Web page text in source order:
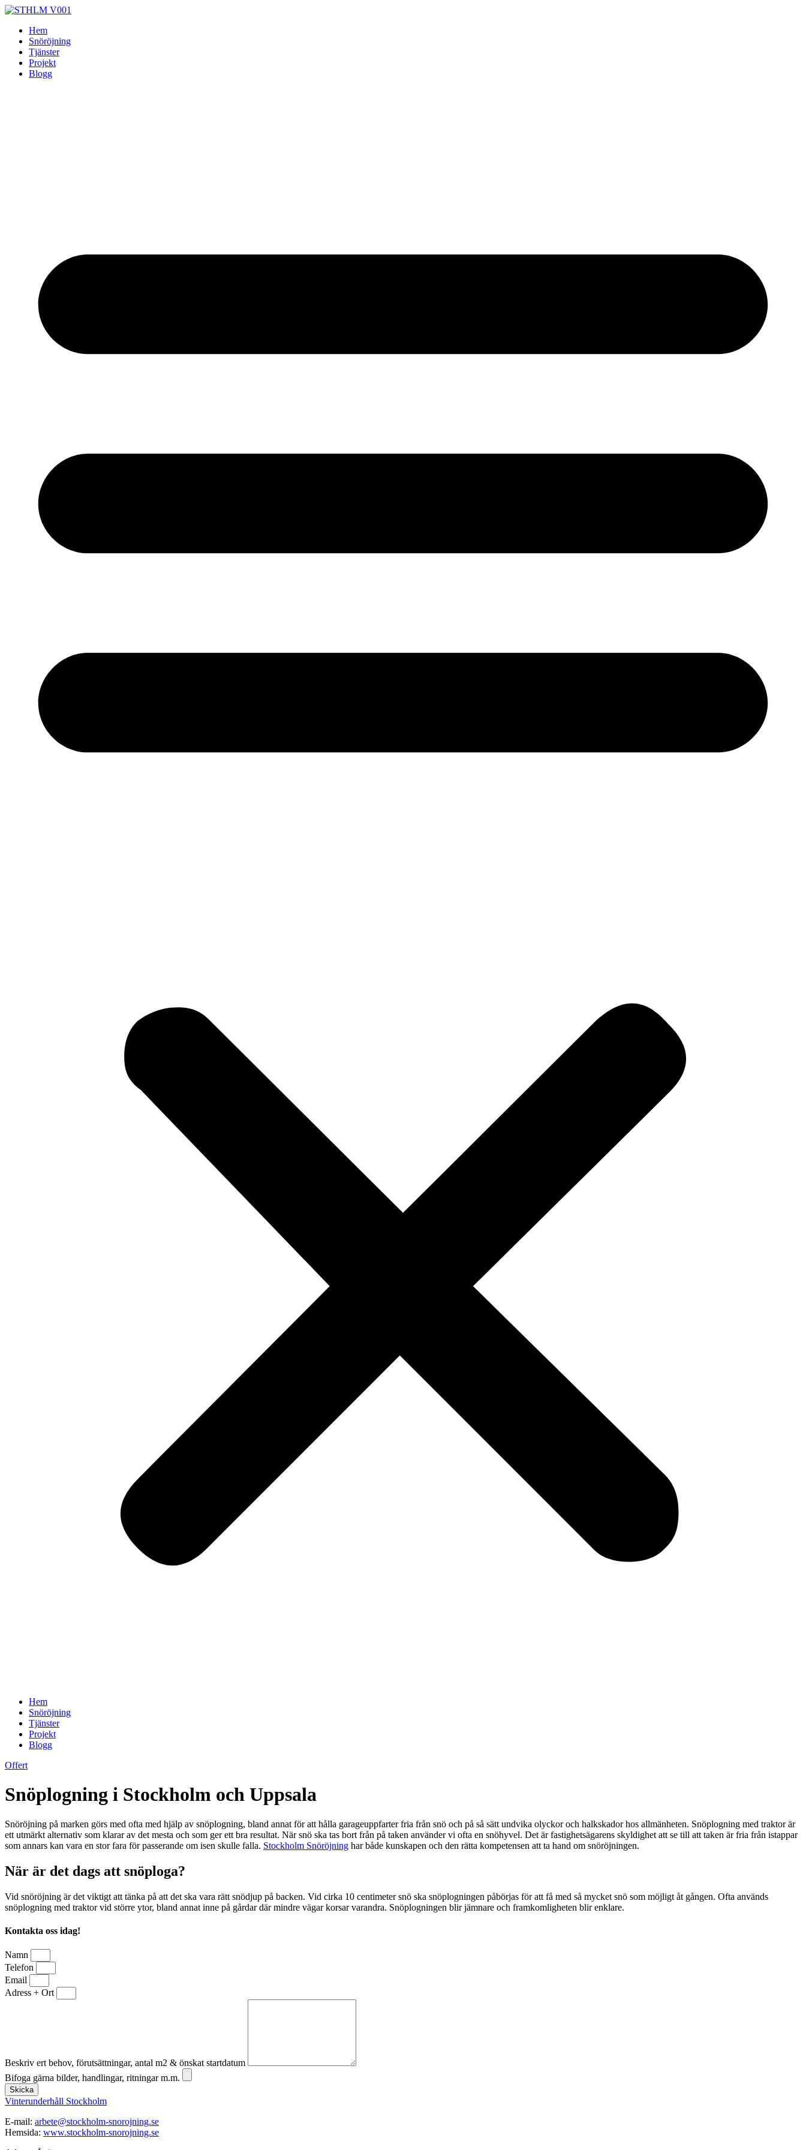
Skip
contentHem
Snöröjning
Tjänster
Projekt
Blogg
Hem
Snöröjning
Tjänster
Projekt
Blogg
Offert
Snöplogning i Stockholm och Uppsala
Snöröjning på marken görs med ofta med hjälp av snöplogning, bland annat för att hålla garageuppfarter fria från snö och på så sätt undvika olyckor och halkskador hos allmänheten. Snöplogning med traktor är
ett utmärkt alternativ som klarar av det mesta och som ger ett bra resultat. När snö ska tas bort från på taken använder vi ofta en snöhyvel. Det är fastighetsägarens skyldighet att se till att taken är fria från istappar
som annars kan vara en stor fara för passerande om isen skulle falla. Stockholm Snöröjning har både kunskapen och den rätta kompetensen att ta hand om snöröjningen.
När är det dags att snöploga?
Vid snöröjning är det viktigt att tänka på att det ska vara rätt snödjup på backen. Vid cirka 10 centimeter snö ska snöplogningen påbörjas för att få med så mycket snö som möjligt åt gången. Ofta används
snöplogning med traktor vid större ytor, bland annat inne på gårdar där mindre vägar korsar varandra. Snöplogningen blir jämnare och framkomligheten blir enklare.
Kontakta oss idag!
Namn
Telefon
Email
Adress + Ort
Beskriv ert behov, förutsättningar, antal m2 & önskat startdatum
Bifoga gärna bilder, handlingar, ritningar m.m.
Skicka
Vinterunderhåll Stockholm
E-mail: arbete@stockholm-snorojning.se
Hemsida: www.stockholm-snorojning.se